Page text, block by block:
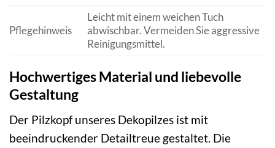
Pflegehinweis
Leicht mit einem weichen Tuch
abwischbar. Vermeiden Sie aggressive
Reinigungsmittel.
Hochwertiges Material und liebevolle
Gestaltung
Der Pilzkopf unseres Dekopilzes ist mit
beeindruckender Detailtreue gestaltet. Die